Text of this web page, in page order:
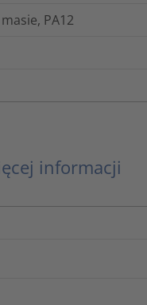
PA12
informacji